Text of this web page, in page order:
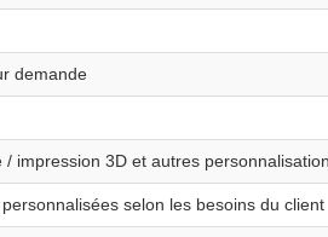
demande
impression 3D et autres
selon les besoins du client